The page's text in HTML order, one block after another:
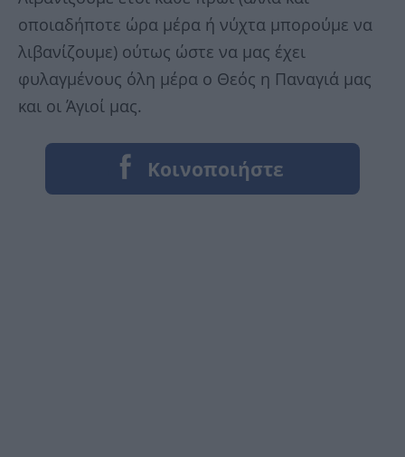
οποιαδήποτε ώρα μέρα ή νύχτα μπορούμε να
λιβανίζουμε) ούτως ώστε να μας έχει
φυλαγμένους όλη μέρα ο Θεός η Παναγιά μας
και οι Άγιοί μας.